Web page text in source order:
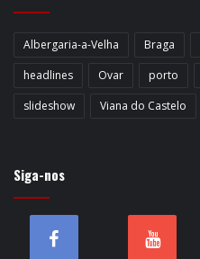
Albergaria-a-Velha Braga
headlines
Ovar porto
slideshow
Viana do Castelo
Siga-nos